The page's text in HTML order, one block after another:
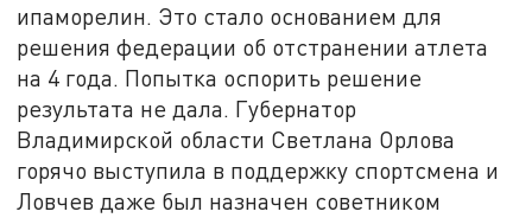
ипаморелин. Это стало основанием для
решения федерации об отстранении атлета
на 4 года. Попытка оспорить решение
результата не дала. Губернатор
Владимирской области Светлана Орлова
горячо выступила в поддержку спортсмена и
Ловчев даже был назначен советником